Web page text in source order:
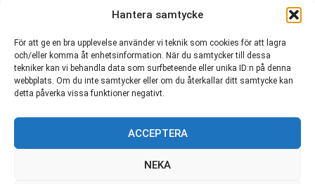
Hantera samtycke
För att ge en bra upplevelse använder vi teknik som cookies för att lagra
och/eller komma åt enhetsinformation. När du samtycker till dessa
tekniker kan vi behandla data som surfbeteende eller unika ID:n på denna
webbplats. Om du inte samtycker eller om du återkallar ditt samtycke kan
detta påverka vissa funktioner negativt.
ACCEPTERA
NEKA